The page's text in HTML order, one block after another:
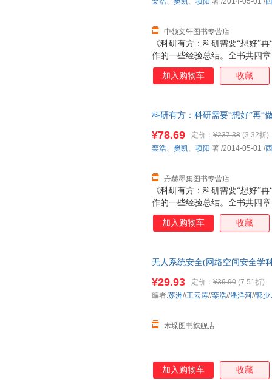
《科研有方：科研需要“想好”
作的一些经验总结。全书共四
法、英文写作经验和技巧以及
出问题、思考问题到最终完成
文写作步骤，适合从事计算机
中领文轩图书专营店
加入购物车 收藏
科研有方：科研需要“想好”再“
《科研有方：科研需要“想好”
作的一些经验总结。全书共四
法、英文写作经验和技巧以及
出问题、思考问题到最终完成
文写作步骤，适合从事计算机
¥78.69 定价： ¥237.38 (3.32折)
丹赫墨集图书专营店
栾浩、 樊凯、 项阳 著 /2014-05-01 /
加入购物车 收藏
无人系统安全(网络空间安全学
¥29.93 定价： ¥39.90 (7.51折)
木垛图书旗舰店
编者:苏洲//王云涛//栾浩//潘洋河//郭少
加入购物车 收藏